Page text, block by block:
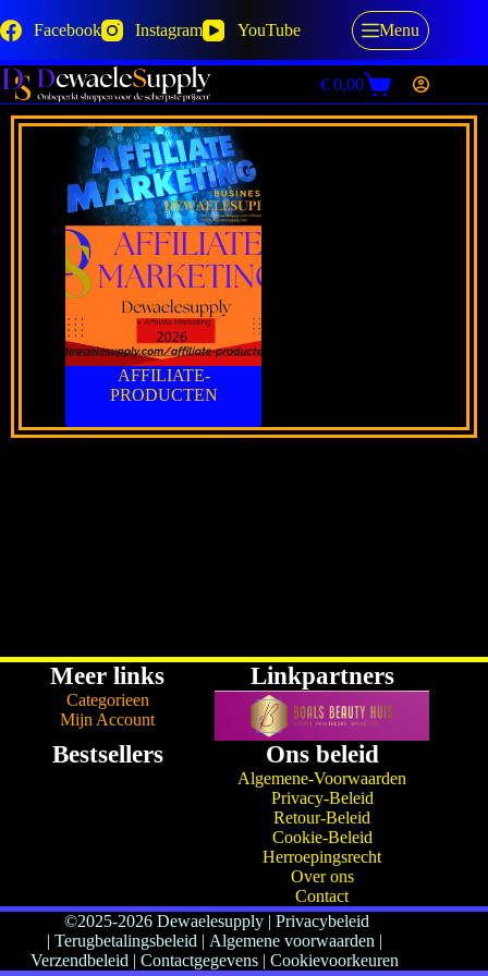
Facebook Instagram YouTube Menu
€ 0,00
AFFILIATE-
PRODUCTEN
Meer links
Categorieen
Mijn Account
Linkpartners
Bestsellers Ons beleid
Algemene-Voorwaarden
Privacy-Beleid
Retour-Beleid
Cookie-Beleid
Herroepingsrecht
Over ons
Contact
©2025-2026 Dewaelesupply |Privacybeleid
| Terugbetalingsbeleid | Algemene voorwaarden |
Verzendbeleid |Contactgegevens |Cookievoorkeuren